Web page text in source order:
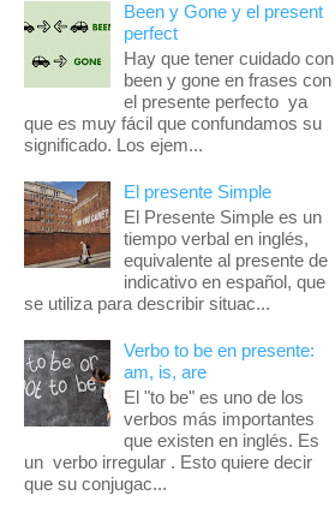
Been y Gone y el present
perfect
Hay que tener cuidado con
been y gone en frases con
el presente perfecto ya
que es muy fácil que confundamos su
significado. Los ejem...
El presente Simple
El Presente Simple es un
tiempo verbal en inglés,
equivalente al presente de
indicativo en español, que
se utiliza para describir situac...
Verbo to be en presente:
am, is, are
El "to be" es uno de los
verbos más importantes
que existen en inglés. Es
un verbo irregular . Esto quiere decir
que su conjugac...